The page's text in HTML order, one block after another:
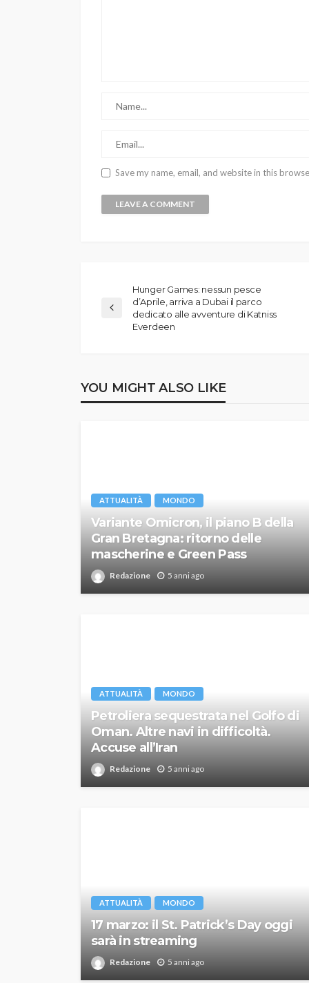
Save my name, email, and website in this
Hunger Games: nessun pesce
d’Aprile, arriva a Dubai il parco
dedicato alle avventure di Katniss
Everdeen
YOU MIGHT ALSO LIKE
ATTUALITÀ MONDO
Variante Omicron, il piano B della
Gran Bretagna: ritorno delle
mascherine e Green Pass
Redazione 5 anni ago
ATTUALITÀ MONDO
Petroliera sequestrata nel Golfo di
Oman. Altre navi in difficoltà.
Accuse all’Iran
Redazione 5 anni ago
ATTUALITÀ MONDO
17 marzo: il St. Patrick’s Day oggi
sarà in streaming
Redazione 5 anni ago